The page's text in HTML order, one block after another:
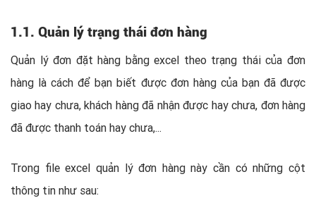
1.1. Quản lý trạng thái đơn hàng
Quản lý đơn đặt hàng bằng excel theo trạng thái của đơn
hàng là cách để bạn biết được đơn hàng của bạn đã được
giao hay chưa, khách hàng đã nhận được hay chưa, đơn hàng
đã được thanh toán hay chưa,...
Trong file excel quản lý đơn hàng này cần có những cột
thông tin như sau: